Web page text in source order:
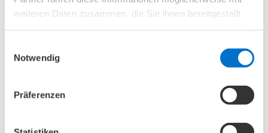
weiteren Daten zusammen, die Sie ihnen bereitgestellt
Notwendig
Präferenzen
Pflegegrad 3: Leistungen & Voraussetzungen im